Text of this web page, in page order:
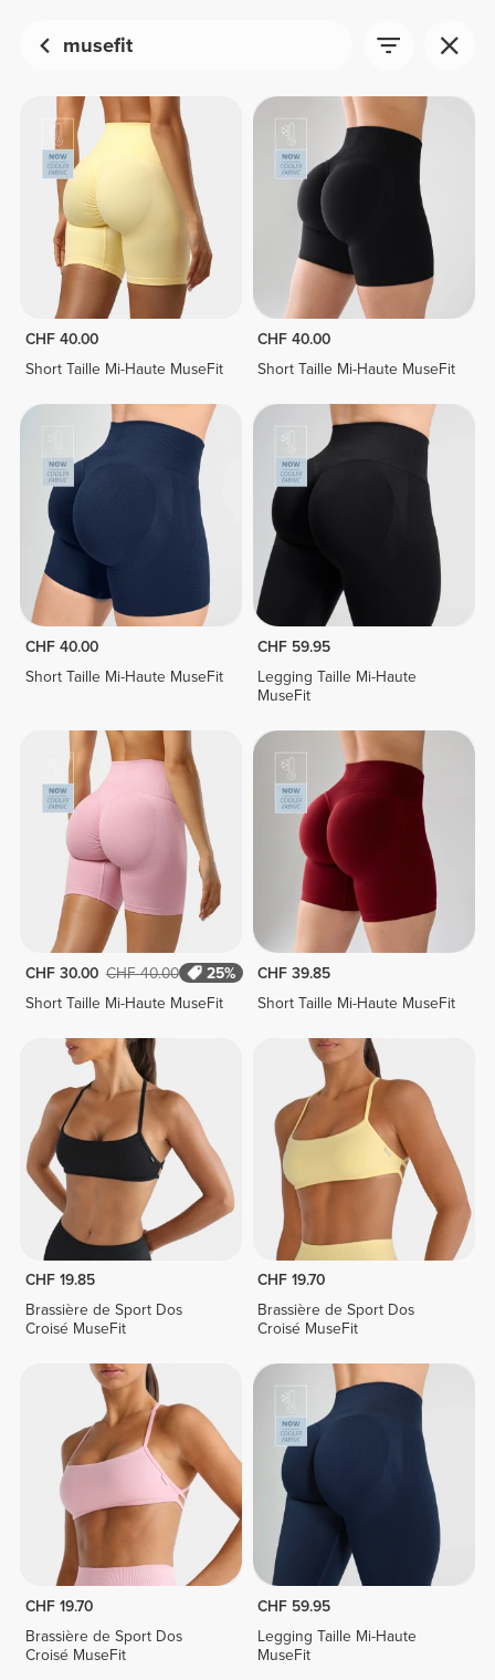
musefit
CHF 40.00
Short Taille Mi-Haute MuseFit
CHF 40.00
Short Taille Mi-Haute MuseFit
CHF 40.00
Short Taille Mi-Haute MuseFit
CHF 59.95
Legging Taille Mi-Haute
MuseFit
CHF 30.00 CHF 40.00
25%
Short Taille Mi-Haute MuseFit
CHF 39.85
Short Taille Mi-Haute MuseFit
CHF 19.85
Brassière de Sport Dos
Croisé MuseFit
CHF 19.70
Brassière de Sport Dos
Croisé MuseFit
CHF 19.70
Brassière de Sport Dos
Croisé MuseFit
CHF 59.95
Legging Taille Mi-Haute
MuseFit